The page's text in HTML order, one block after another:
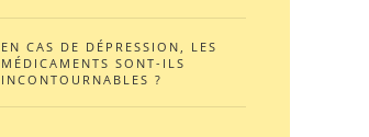
EN CAS DE DÉPRESSION, LES
MÉDICAMENTS SONT-ILS
INCONTOURNABLES ?